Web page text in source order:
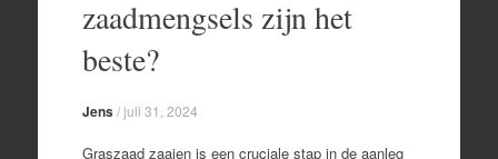
zaadmengsels zijn het
beste?
Jens/juli 31, 2024
Graszaad zaaien is een cruciale stap in de aanleg